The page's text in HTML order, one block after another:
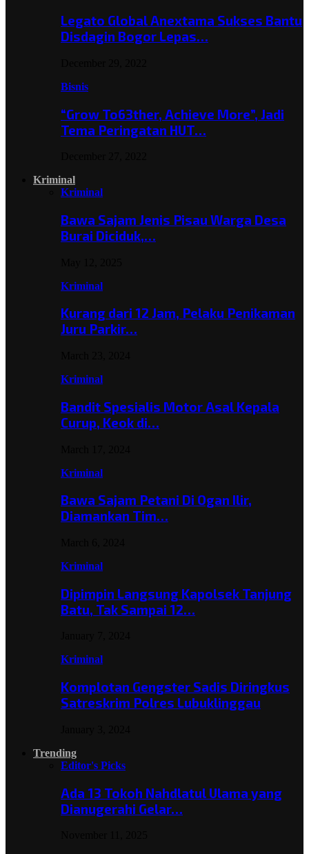
Legato Global Anextama Sukses Bantu
Disdagin Bogor Lepas…
Bisnis
“Grow To63ther, Achieve More”, Jadi
Tema Peringatan HUT…
Kriminal
Kriminal
Bawa Sajam Jenis Pisau Warga Desa
Burai Diciduk,…
Kriminal
Kurang dari 12 Jam, Pelaku Penikaman
Juru Parkir…
Kriminal
Bandit Spesialis Motor Asal Kepala
Curup, Keok di…
Kriminal
Bawa Sajam Petani Di Ogan Ilir,
Diamankan Tim…
Kriminal
Dipimpin Langsung Kapolsek Tanjung
Batu, Tak Sampai 12…
Kriminal
Komplotan Gengster Sadis Diringkus
Satreskrim Polres Lubuklinggau
Trending
Editor's Picks
Ada 13 Tokoh Nahdlatul Ulama yang
Dianugerahi Gelar…